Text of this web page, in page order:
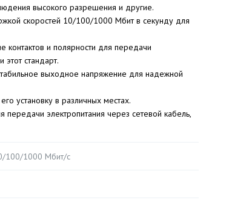
высокого разрешения и другие.
скоростей 10/100/1000 Мбит в секунду для
контактов и полярности для передачи
стандарт.
выходное напряжение для надежной
установку в различных местах.
электропитания через сетевой кабель,
100/1000 Мбит/с